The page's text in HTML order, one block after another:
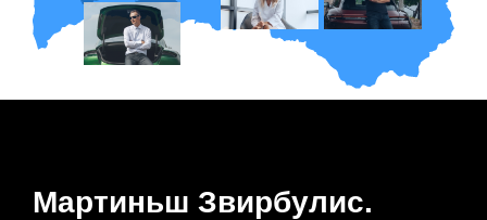
Мартиньш Звирбулис.